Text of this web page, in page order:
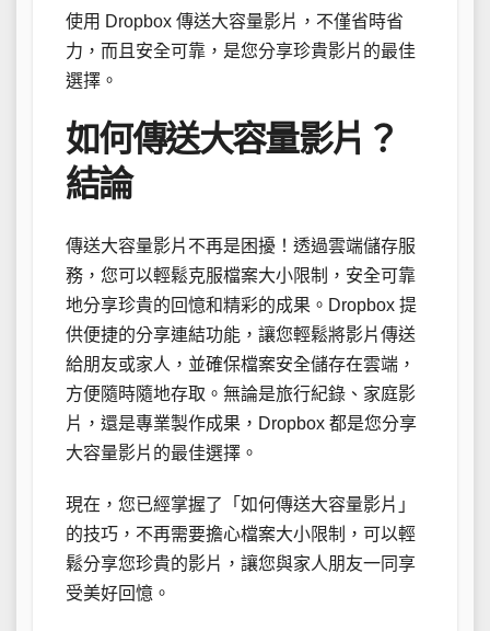
使用 Dropbox 傳送大容量影片，不僅省時省
力，而且安全可靠，是您分享珍貴影片的最佳
選擇。
如何傳送大容量影片？
結論
傳送大容量影片不再是困擾！透過雲端儲存服
務，您可以輕鬆克服檔案大小限制，安全可靠
地分享珍貴的回憶和精彩的成果。Dropbox 提
供便捷的分享連結功能，讓您輕鬆將影片傳送
給朋友或家人，並確保檔案安全儲存在雲端，
方便隨時隨地存取。無論是旅行紀錄、家庭影
片，還是專業製作成果，Dropbox 都是您分享
大容量影片的最佳選擇。
現在，您已經掌握了「如何傳送大容量影片」
的技巧，不再需要擔心檔案大小限制，可以輕
鬆分享您珍貴的影片，讓您與家人朋友一同享
受美好回憶。